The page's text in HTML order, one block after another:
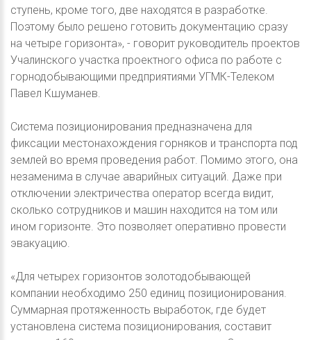
ступень, кроме того, две находятся в разработке.
Поэтому было решено готовить документацию сразу
на четыре горизонта», - говорит руководитель проектов
Учалинского участка проектного офиса по работе с
горнодобывающими предприятиями УГМК-Телеком
Павел Кшуманев.
Система позиционирования предназначена для
фиксации местонахождения горняков и транспорта под
землей во время проведения работ. Помимо этого, она
незаменима в случае аварийных ситуаций. Даже при
отключении электричества оператор всегда видит,
сколько сотрудников и машин находится на том или
ином горизонте. Это позволяет оперативно провести
эвакуацию.
«Для четырех горизонтов золотодобывающей
компании необходимо 250 единиц позиционирования.
Суммарная протяженность выработок, где будет
установлена система позиционирования, составит